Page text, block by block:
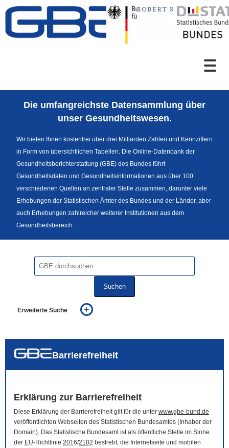
Zum Inhalt
Sprachumschaltung
Die umfangreichste Datensammlung über
unser Gesundheitswesen.
Wir bieten Ihnen kostenfrei über drei Milliarden Zahlen und Kennziffern
in Form von übersichtlichen Tabellen. Die Online-Datenbank der
Gesundheitsberichterstattung (GBE) des Bundes führt
Gesundheitsdaten und Gesundheitsinformationen aus über 100
verschiedenen Quellen an zentraler Stelle zusammen, darunter viele
Erhebungen der Statistischen Ämter des Bundes und der Länder, aber
auch Erhebungen zahlreicher weiterer Institutionen aus dem
Gesundheitsbereich.
Suchen
Erweiterte Suche
auch in allen Texten suchen (Volltextsuche)
Barrierefreiheit
Erklärung zur Barrierefreiheit
Diese Erklärung der Barrierefreiheit gilt für die unter www.gbe-bund.de
veröffentlichten Webseiten des Statistischen Bundesamtes (Inhaber der
Domain). Das Statistische Bundesamt ist als öffentliche Stelle im Sinne
der EU-Richtlinie 2016/2102 bestrebt, die Internetseite und mobilen